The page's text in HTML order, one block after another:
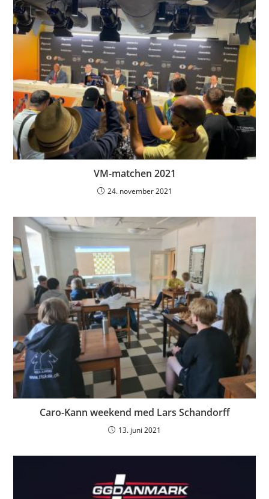
VM-matchen 2021
24. november 2021
Caro-Kann weekend med Lars Schandorff
13. juni 2021